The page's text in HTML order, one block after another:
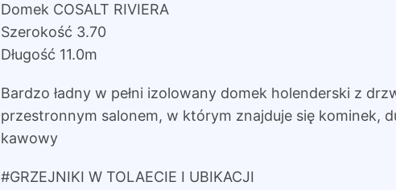
Domek COSALT RIVIERA
Szerokość 3.70
Długość 11.0m
Bardzo ładny w pełni izolowany domek holenderski z
przestronnym salonem, w którym znajduje się kominek,
kawowy
#GRZEJNIKI W TOLAECIE I UBIKACJI